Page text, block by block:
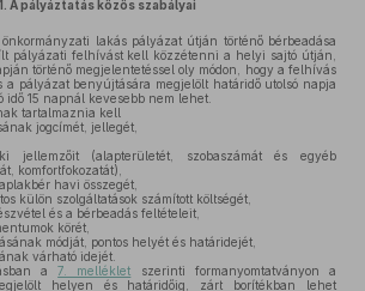
1. A pályáztatás közös szabályai
lakás pályázat útján történő bérbeadása
pályázati felhívást kell közzétenni a helyi sajtó útján,
történő megjelentetéssel oly módon, hogy a felhívás
a pályázat benyújtására megjelölt határidő utolsó napja
idő 15 napnál kevesebb nem lehet.
tartalmaznia kell
jogcímét, jellegét,
jellemzőit (alapterületét, szobaszámát és egyéb
komfortfokozatát),
havi összegét,
külön szolgáltatások számított költségét,
és a bérbeadás feltételeit,
körét,
módját, pontos helyét és határidejét,
várható idejét.
a7. melléklet szerinti formanyomtatványon a
helyen és határidőig, zárt borítékban lehet